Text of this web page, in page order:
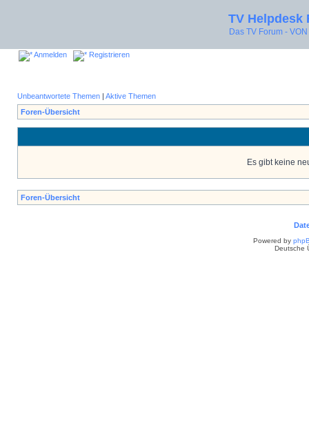
TV Helpdesk
Das TV Forum -
Anmelden Registrieren
Unbeantwortete Themen | Aktive Themen
Foren-Übersicht
Es gibt keine
Foren-Übersicht
Powered by
Deutsche